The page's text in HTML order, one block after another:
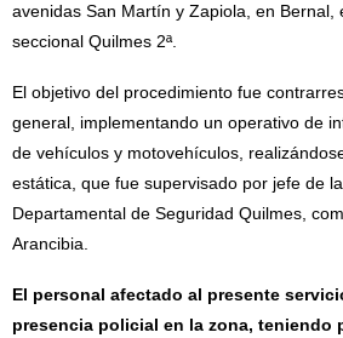
avenidas San Martín y Zapiola, en Bernal,
seccional Quilmes 2ª.
El objetivo del procedimiento fue
general, implementando un operativo de
de vehículos y motovehículos,
estática, que fue supervisado por jefe de
Departamental de Seguridad Quilmes,
Arancibia.
El personal afectado al presente
presencia policial en la zona, teniendo